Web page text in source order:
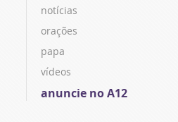
notícias
orações
papa
vídeos
anuncie no A12